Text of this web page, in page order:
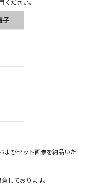
ださい。
子
よびセット画像を納品いた
しております。